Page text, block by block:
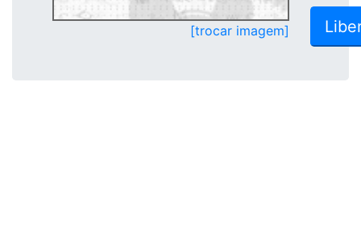
[trocar imagem]